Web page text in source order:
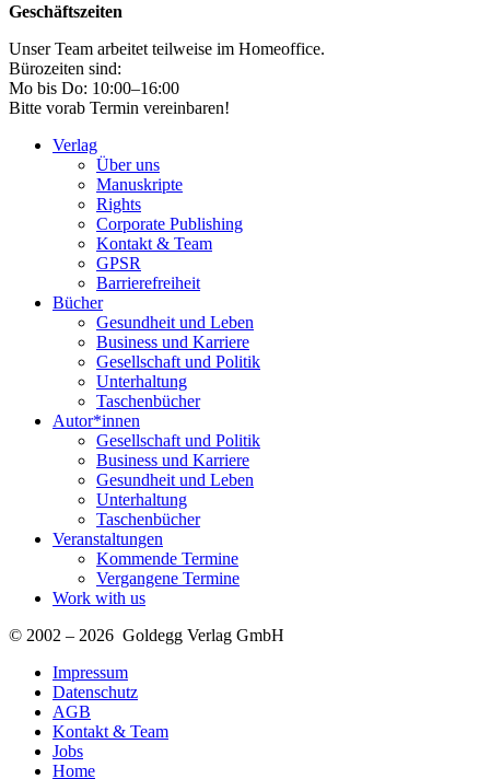
Geschäftszeiten
Unser Team arbeitet teilweise im Homeoffice.
Bürozeiten sind:
Mo bis Do: 10:00–16:00
Bitte vorab Termin vereinbaren!
Verlag
Über uns
Manuskripte
Rights
Corporate Publishing
Kontakt & Team
GPSR
Barrierefreiheit
Bücher
Gesundheit und Leben
Business und Karriere
Gesellschaft und Politik
Unterhaltung
Taschenbücher
Autor*innen
Gesellschaft und Politik
Business und Karriere
Gesundheit und Leben
Unterhaltung
Taschenbücher
Veranstaltungen
Kommende Termine
Vergangene Termine
Work with us
© 2002 – 2026 Goldegg Verlag GmbH
Impressum
Datenschutz
AGB
Kontakt & Team
Jobs
Home